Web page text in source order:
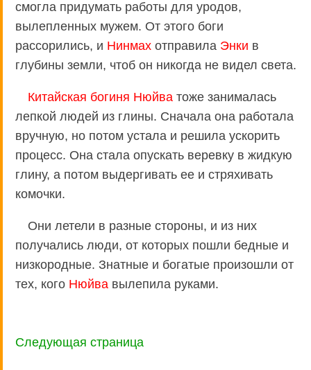
смогла придумать работы для уродов,
вылепленных мужем. От этого боги
рассорились, и Нинмах отправила Энки в
глубины земли, чтоб он никогда не видел света.
Китайская богиня Нюйва тоже занималась
лепкой людей из глины. Сначала она работала
вручную, но потом устала и решила ускорить
процесс. Она стала опускать веревку в жидкую
глину, а потом выдергивать ее и стряхивать
комочки.
Они летели в разные стороны, и из них
получались люди, от которых пошли бедные и
низкородные. Знатные и богатые произошли от
тех, кого Нюйва вылепила руками.
Следующая страница